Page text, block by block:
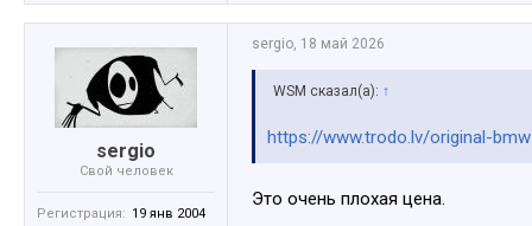
sergio
Свой человек
Регистрация: 19 янв 2004
sergio 18 май 2026
WSM сказал(а): ↑
https://www.trodo.lv/original-
Это очень плохая цена.